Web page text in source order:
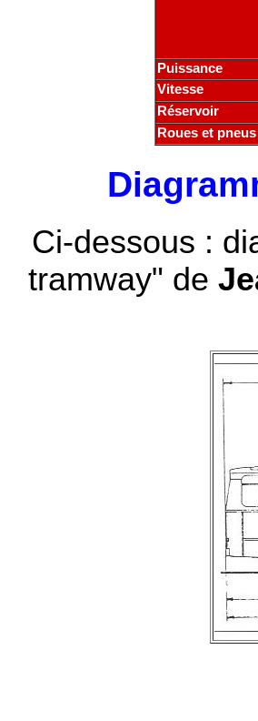
Puissance
Vitesse
Réservoir
Roues et pneus
Ci-dessous :
tramway" de